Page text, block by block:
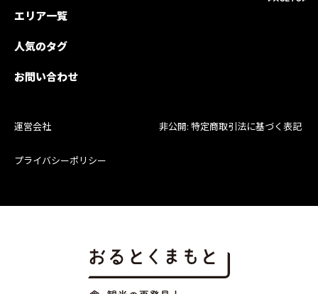
エリア一覧
人気のタグ
お問い合わせ
運営会社 非公開: 特定商取引法に基づく表記
プライバシーポリシー